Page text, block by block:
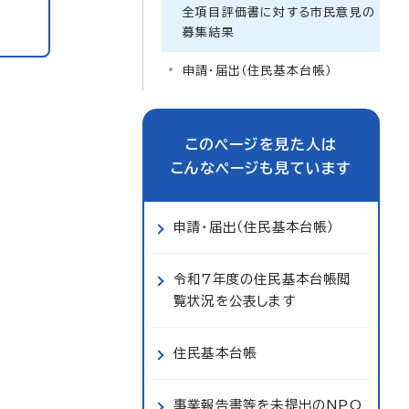
全項目評価書に対する市民意見の
募集結果
申請・届出（住民基本台帳）
このページを見た人は
こんなページも見ています
申請・届出（住民基本台帳）
令和7年度の住民基本台帳閲
覧状況を公表します
住民基本台帳
事業報告書等を未提出のNPO